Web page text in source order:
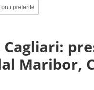
preferite
Maribor,